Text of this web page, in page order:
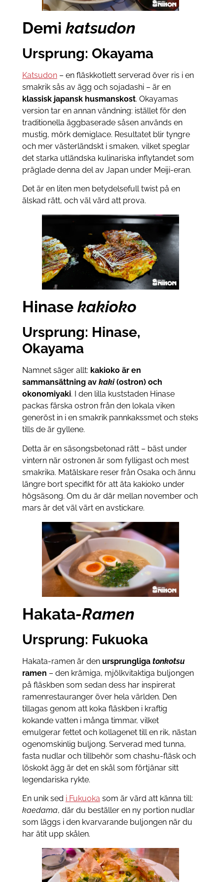
Demi katsudon
Ursprung: Okayama
Katsudon– en fläskkotlett serverad över ris i en
smakrik sås av ägg och sojadashi – är en
klassisk japansk husmanskost. Okayamas
version tar en annan vändning: istället för den
traditionella äggbaserade såsen används en
mustig, mörk demiglace. Resultatet blir tyngre
och mer västerländskt i smaken, vilket speglar
det starka utländska kulinariska inflytandet som
präglade denna del av Japan under Meiji-eran.
Det är en liten men betydelsefull twist på en
älskad rätt, och väl värd att prova.
Hinase kakioko
Ursprung: Hinase,
Okayama
Namnet säger allt: kakioko är en
sammansättning av kaki(ostron) och
okonomiyaki. I den lilla kuststaden Hinase
packas färska ostron från den lokala viken
generöst in i en smakrik pannkakssmet och steks
tills de är gyllene.
Detta är en säsongsbetonad rätt – bäst under
vintern när ostronen är som fylligast och mest
smakrika. Matälskare reser från Osaka och ännu
längre bort specifikt för att äta kakioko under
högsäsong. Om du är där mellan november och
mars är det väl värt en avstickare.
Hakata-Ramen
Ursprung: Fukuoka
Hakata-ramen är den ursprungliga tonkotsu
ramen – den krämiga, mjölkvitaktiga buljongen
på fläskben som sedan dess har inspirerat
ramenrestauranger över hela världen. Den
tillagas genom att koka fläskben i kraftig
kokande vatten i många timmar, vilket
emulgerar fettet och kollagenet till en rik, nästan
ogenomskinlig buljong. Serverad med tunna,
fasta nudlar och tillbehör som chashu-fläsk och
löskokt ägg är det en skål som förtjänar sitt
legendariska rykte.
En unik sed i Fukuoka som är värd att känna till:
kaedama, där du beställer en ny portion nudlar
som läggs i den kvarvarande buljongen när du
har ätit upp skålen.